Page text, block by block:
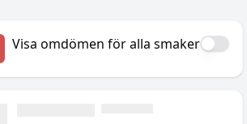
är värt pengarna.
Visa omdömen för alla smaker